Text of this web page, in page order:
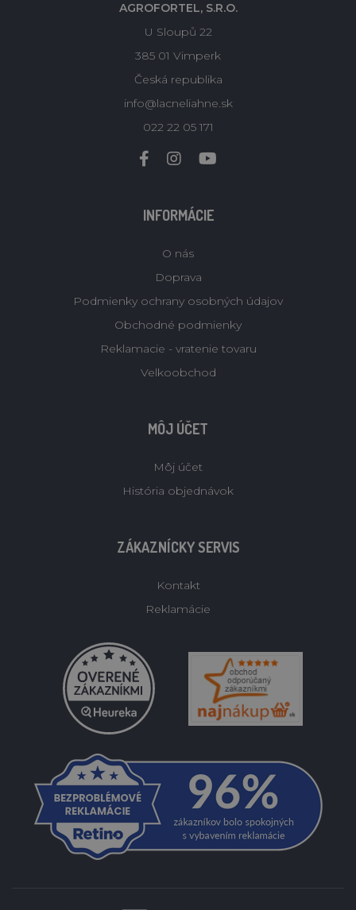
AGROFORTEL, S.R.O.
U Sloupů 22
385 01 Vimperk
Česká republika
info@lacneliahne.sk
022 22 05 171
INFORMÁCIE
O nás
Doprava
Podmienky ochrany osobných údajov
Obchodné podmienky
Reklamacie - vratenie tovaru
Velkoobchod
MÔJ ÚČET
Môj účet
História objednávok
ZÁKAZNÍCKY SERVIS
Kontakt
Reklamácie